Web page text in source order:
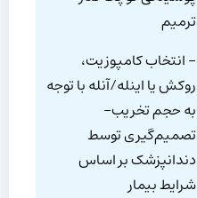
ترمیم
– انتخاب کامپوزیت،
روکش یا اینله/آنله با توجه
به حجم تخریب-
تصمیم‌گیری توسط
دندانپزشک بر اساس
شرایط بیمار